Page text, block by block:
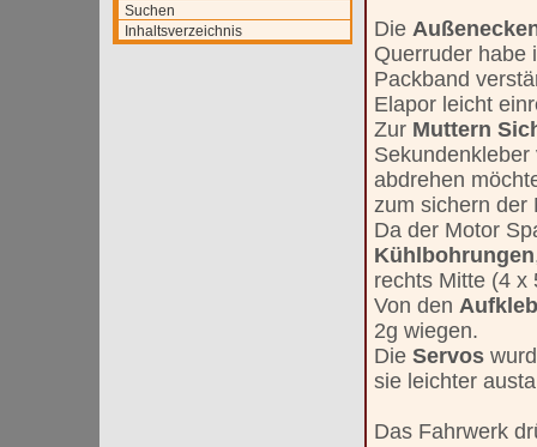
Suchen
Inhaltsverzeichnis
Die
Querruder habe
Packband
Elapor leicht
Zur Muttern
abdrehen
zum sichern der
Da der Motor
Kühlbohrungen
rechts Mitte (4 x
Von den
2g wiegen.
Die Servos
sie leichter
Das Fahrwerk